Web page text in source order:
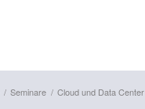
/ Seminare / Cloud und Data Center